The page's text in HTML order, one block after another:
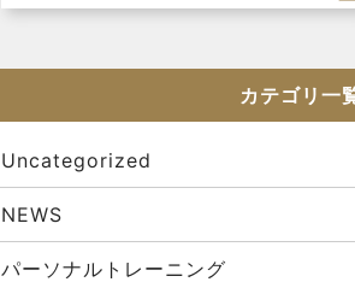
カテゴリ一
Uncategorized
NEWS
パーソナルトレーニング